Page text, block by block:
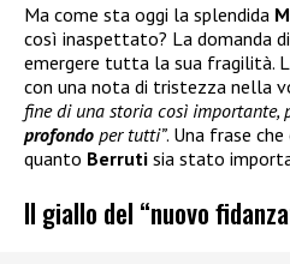
Ma come sta oggi la splendida
così inaspettato? La domanda di
emergere tutta la sua fragilità.
con una nota di tristezza nella
fine di una storia così importante,
profondo per tutti”. Una frase
quanto Berruti sia stato
Il giallo del “nuovo